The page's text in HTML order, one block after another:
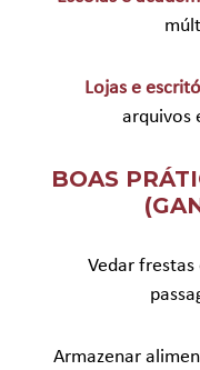
Lojas e
arquivos
BOAS
Vedar frestas
Armazenar